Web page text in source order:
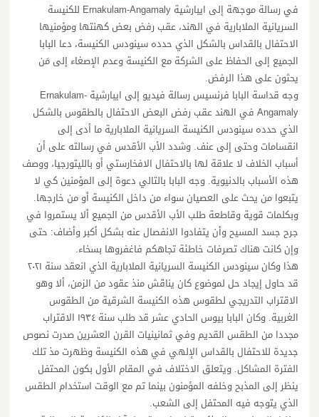
في رسالة موجهة إلى ايبارشية Ernakulam-Angamaly للكنيسة
السريانية الملابارية في الهند، عقب رفض بعض كهنتها ومؤمنيها
الاحتفال بالقداس بالشكل الذي حدده سينودس الكنيسة، دعا البابا
الجميع إلى الحفاظ على الشركة مع الكنيسة وعدم الإصغاء إلى مَن
يحثون على هذا الرفض.
وجه قداسة البابا فرنسيس رسالة فيديو إلى ايبارشية Ernakulam-
Angamaly في الهند عقب رفض البعض الاحتفال بالطقوس بالشكل
الذي حدده سينودس الكنيسة السريانية الملابارية ما أدى إلى
انقسامات وحتى إلى عنف. وشدد الأب الأقدس في رسالته على أن
أسباب الخلاف لا علاقة لها بالاحتفال الافخارستي أو بالليتورجيا، ووصف
هذه الأسباب بالدنيوية. وجه البابا بالتالي دعوة إلى المؤمنين كي لا
يتبعوا من يحث على العصيان سواء من داخل الكنيسة أو من خارجها.
وبكلمات قوية وقاطعة طلب الأب الأقدس من الجميع ألا يستمروا في
جرح جسد المسيح وأن يتفادوا الانفصال عنه بشكل أكبر وأضاف: حتى
وإن كانت هناك تصرفات خاطئة تجاهكم فاغفروها بسخاء.
هذا وكان سينودس الكنيسة السريانية الملابارية الذي انعقد سنة ٢٠٢١
قد حاول إيجاد حل لموضوع كان يناقَش منذ عقود من الزمن، ألا وهو
الاقتراب التدريجي لطقوس هذه الكنيسة الشرقية من الطقوس
الغربية. وكان البابا بيوس الحادي عشر قد طلب سنة ١٩٣٤ الاقتراب
مجددا من الطقس القديم وفي ثمانينيات القرن العشرين صدرت نصوص
جديدة للاحتفال بالقداس الإلهي في هذه الكنيسة وظهرت مذ تلك
الفترة المشاكل. ويتعلق الاختلاف في المقام الأول بكون المحتفل
ينظر إلى المذبح وخلفه المؤمنون بينما تم مع الوقت استخدام الطقس
الذي يتوجه فيه المحتفل إلى الشعب.